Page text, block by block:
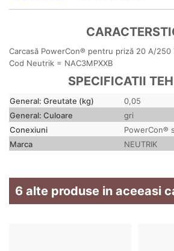
Carcasă PowerCon® pentru priză 20 A/250
Cod Neutrik = NAC3MPXXB
SPECIFICATII
General: Greutate (kg)
0,05
General: Culoare
gri
Conexiuni
PowerCon®
Marca
NEUTRIK
6 alte produse in aceeasi